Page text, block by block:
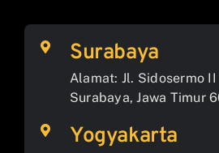
Surabaya
Alamat: Jl. Sidosermo II
Surabaya, Jawa Timur
Yogyakarta